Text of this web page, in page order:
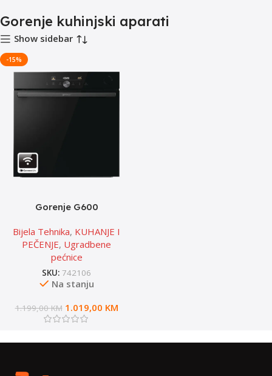
Gorenje kuhinjski aparati
Show sidebar
-15%
Gorenje G600
dodatkom pare
Bijela Tehnika, KUHANJE I
PEČENJE, Ugradbene
pećnice
SKU: 742106
Na stanju
1.199,00KM 1.019,00 KM